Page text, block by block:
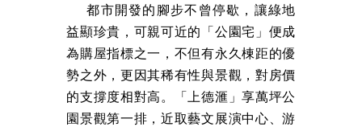
都市開發的腳步不曾停歇，讓綠地
益顯珍貴，可親可近的「公園宅」便成
為購屋指標之一，不但有永久棟距的優
勢之外，更因其稀有性與景觀，對房價
的支撐度相對高。「上德滙」享萬坪公
園景觀第一排，近取藝文展演中心、游